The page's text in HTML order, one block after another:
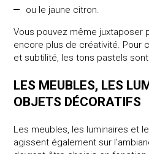
ou le jaune citron.
Vous pouvez même juxtaposer
encore plus de créativité. Pour
et subtilité, les tons pastels
LES MEUBLES, LES
OBJETS DÉCORATIFS
Les meubles, les luminaires et
agissent également sur